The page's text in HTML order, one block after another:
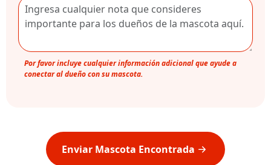
Por favor incluye cualquier información adicional que ayude a
conectar al dueño con su mascota.
Enviar Mascota Encontrada